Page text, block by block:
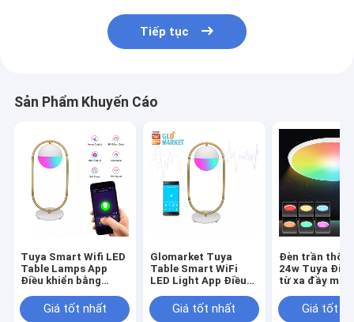
Tiếp tục
Sản Phẩm Khuyến Cáo
Tuya Smart Wifi LED
Table Lamps App
Điều khiển bằng
mắt với Google Alexa
Giá tốt nhất
Glomarket Tuya
Table Smart WiFi
LED Light App Điều
Bảo vệ mắt
Giá tốt nhất
Đèn trần
24w Tuya
từ xa đầy màu
hiện đạiGiá tốt